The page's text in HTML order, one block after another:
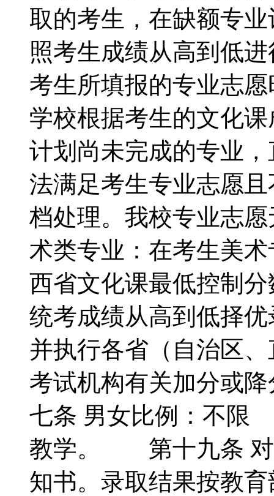
取的考生，在缺额专
照考生成绩从高到低
考生所填报的专业志
学校根据考生的文化
计划尚未完成的专业
法满足考生专业志愿
档处理。我校专业志
术类专业：在考生美
西省文化课最低控制
统考成绩从高到低择
并执行各省（自治区
考试机构有关加分或
七条 男女比例：不
教学。 第十九条 对
知书。录取结果按教